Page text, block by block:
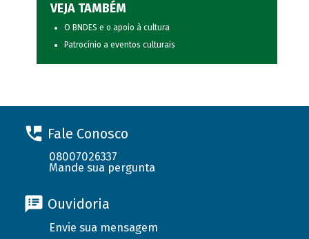
VEJA TAMBÉM
O BNDES e o apoio à cultura
Patrocínio a eventos culturais
Fale Conosco
08007026337
Mande sua pergunta
Ouvidoria
Envie sua mensagem